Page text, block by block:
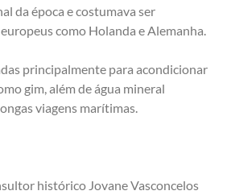
da época e costumava ser
como Holanda e Alemanha.
principalmente para acondicionar
gim, além de água mineral
viagens marítimas.
histórico Jovane Vasconcelos